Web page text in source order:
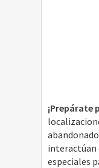
¡Prepárate
interactúan
especiales